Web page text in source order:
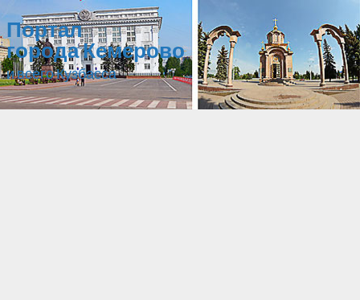
Портал
города Кемерово
и всего Кузбасса